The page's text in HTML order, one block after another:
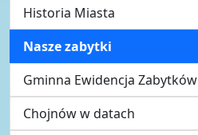
Historia Miasta
Nasze zabytki
Gminna Ewidencja Zabytków
Chojnów w datach